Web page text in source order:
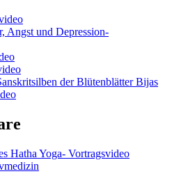
Angst und Depression-
der Blütenblätter Bijas
Hatha Yoga- Vortragsvideo